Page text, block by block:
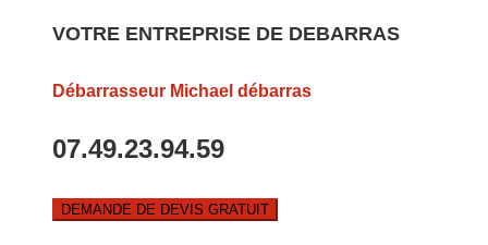
VOTRE ENTREPRISE DE DEBARRAS
Débarrasseur Michael débarras
07.49.23.94.59
DEMANDE DE DEVIS GRATUIT